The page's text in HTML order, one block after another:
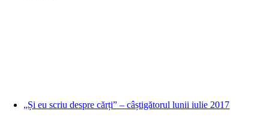
„Și eu scriu despre cărți” – câștigătorul lunii iulie 2017